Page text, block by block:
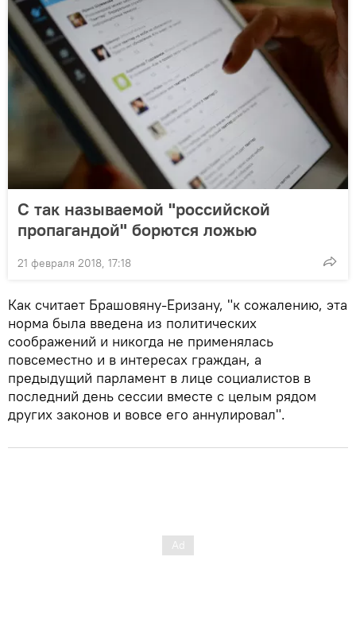
С так называемой "российской
пропагандой" борются ложью
21 февраля 2018, 17:18
Как считает Брашовяну-Еризану, "к сожалению, эта
норма была введена из политических
соображений и никогда не применялась
повсеместно и в интересах граждан, а
предыдущий парламент в лице социалистов в
последний день сессии вместе с целым рядом
других законов и вовсе его аннулировал".